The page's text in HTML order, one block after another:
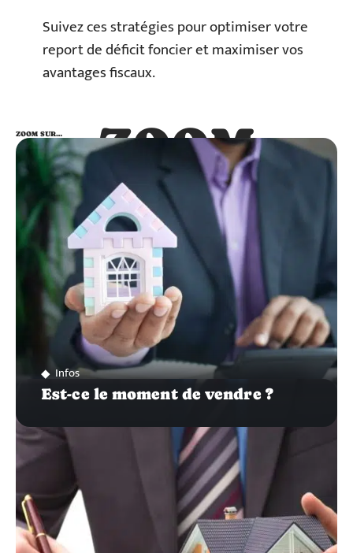
Suivez ces stratégies pour optimiser votre
report de déficit foncier et maximiser vos
avantages fiscaux.
ZOOM
SUR…
ZOOM SUR…
Infos
Est-ce le moment de vendre ?